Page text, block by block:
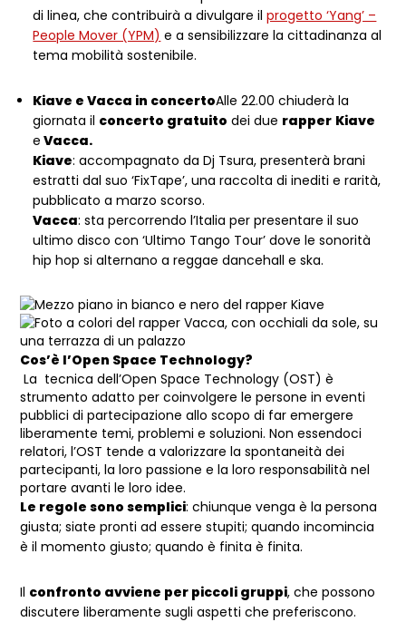
di linea, che contribuirà a divulgare ilprogetto ‘Yang’ –
People Mover (YPM) e a sensibilizzare la cittadinanza al
tema mobilità sostenibile.
Kiave e Vacca in concertoAlle 22.00 chiuderà la
giornata il concerto gratuito dei due rapper Kiave
e Vacca.
Kiave: accompagnato da Dj Tsura, presenterà brani
estratti dal suo ‘FixTape’, una raccolta di inediti e rarità,
pubblicato a marzo scorso.
Vacca: sta percorrendo l’Italia per presentare il suo
ultimo disco con ‘Ultimo Tango Tour’ dove le sonorità
hip hop si alternano a reggae dancehall e ska.
Cos’è l’Open Space Technology?
La tecnica dell’Open Space Technology (OST) è
strumento adatto per coinvolgere le persone in eventi
pubblici di partecipazione allo scopo di far emergere
liberamente temi, problemi e soluzioni. Non essendoci
relatori, l’OST tende a valorizzare la spontaneità dei
partecipanti, la loro passione e la loro responsabilità nel
portare avanti le loro idee.
Le regole sono semplici: chiunque venga è la persona
giusta; siate pronti ad essere stupiti; quando incomincia
è il momento giusto; quando è finita è finita.
Il confronto avviene per piccoli gruppi, che possono
discutere liberamente sugli aspetti che preferiscono.